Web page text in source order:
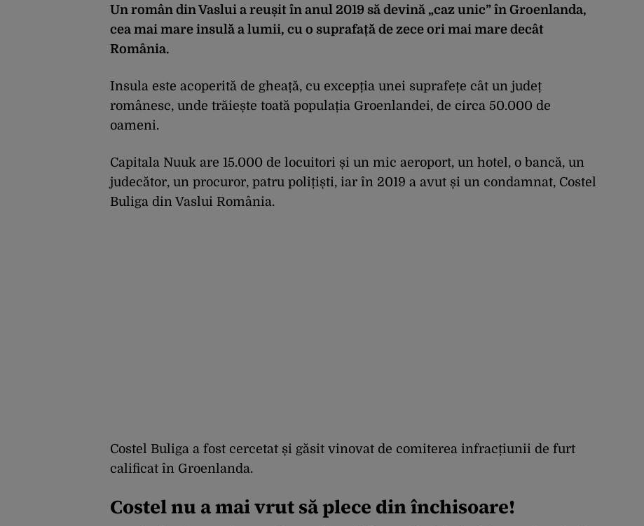
Un român din Vaslui a reușit în anul 2019 să devină „caz unic” în Groenlanda,
cea mai mare insulă a lumii, cu o suprafață de zece ori mai mare decât
România.
Insula este acoperită de gheață, cu excepția unei suprafețe cât un județ
românesc, unde trăiește toată populația Groenlandei, de circa 50.000 de
oameni.
Capitala Nuuk are 15.000 de locuitori și un mic aeroport, un hotel, o bancă, un
judecător, un procuror, patru polițiști, iar în 2019 a avut și un condamnat, Costel
Buliga din Vaslui România.
Costel Buliga a fost cercetat și găsit vinovat de comiterea infracțiunii de furt
calificat în Groenlanda.
Costel nu a mai vrut să plece din închisoare!